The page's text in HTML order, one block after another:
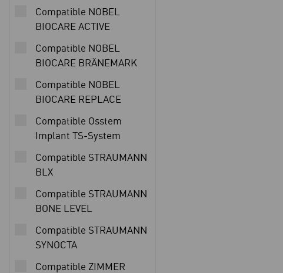
Compatible NOBEL
BIOCARE ACTIVE
Compatible NOBEL
BIOCARE BRÄNEMARK
Compatible NOBEL
BIOCARE REPLACE
Compatible Osstem
Implant TS-System
Compatible STRAUMANN
BLX
Compatible STRAUMANN
BONE LEVEL
Compatible STRAUMANN
SYNOCTA
Compatible ZIMMER